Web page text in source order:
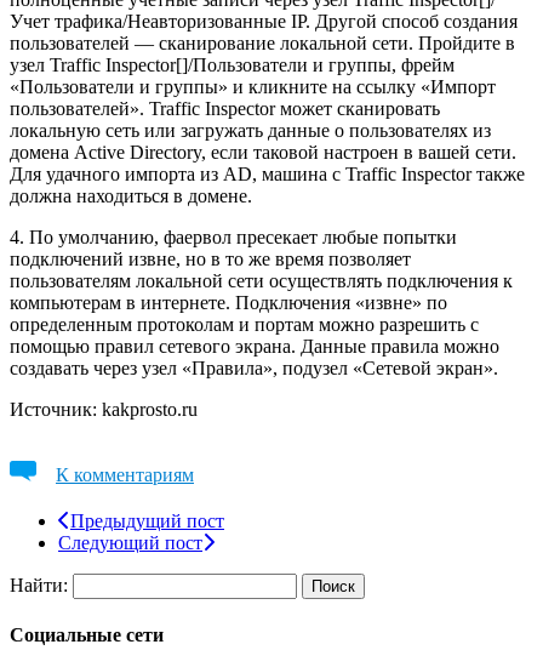
Учет трафика/Неавторизованные IP. Другой способ создания
пользователей — сканирование локальной сети. Пройдите в
узел Traffic Inspector[]/Пользователи и группы, фрейм
«Пользователи и группы» и кликните на ссылку «Импорт
пользователей». Traffic Inspector может сканировать
локальную сеть или загружать данные о пользователях из
домена Active Directory, если таковой настроен в вашей сети.
Для удачного импорта из AD, машина с Traffic Inspector также
должна находиться в домене.
4. По умолчанию, фаервол пресекает любые попытки
подключений извне, но в то же время позволяет
пользователям локальной сети осуществлять подключения к
компьютерам в интернете. Подключения «извне» по
определенным протоколам и портам можно разрешить с
помощью правил сетевого экрана. Данные правила можно
создавать через узел «Правила», подузел «Сетевой экран».
Источник: kakprosto.ru
К комментариям
Предыдущий пост
Следующий пост
Найти:
Социальные сети